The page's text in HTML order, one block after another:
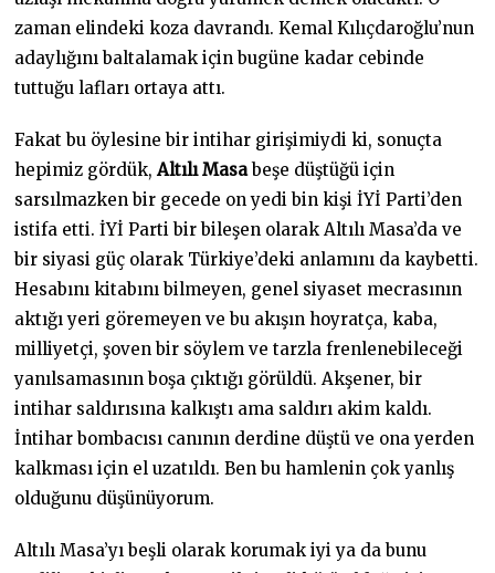
zaman elindeki koza davrandı. Kemal Kılıçdaroğlu’nun
adaylığını baltalamak için bugüne kadar cebinde
tuttuğu lafları ortaya attı.
Fakat bu öylesine bir intihar girişimiydi ki, sonuçta
hepimiz gördük,Altılı Masabeşe düştüğü için
sarsılmazken bir gecede on yedi bin kişi İYİ Parti’den
istifa etti. İYİ Parti bir bileşen olarak Altılı Masa’da ve
bir siyasi güç olarak Türkiye’deki anlamını da kaybetti.
Hesabını kitabını bilmeyen, genel siyaset mecrasının
aktığı yeri göremeyen ve bu akışın hoyratça, kaba,
milliyetçi, şoven bir söylem ve tarzla frenlenebileceği
yanılsamasının boşa çıktığı görüldü. Akşener, bir
intihar saldırısına kalkıştı ama saldırı akim kaldı.
İntihar bombacısı canının derdine düştü ve ona yerden
kalkması için el uzatıldı. Ben bu hamlenin çok yanlış
olduğunu düşünüyorum.
Altılı Masa’yı beşli olarak korumak iyi ya da bunu